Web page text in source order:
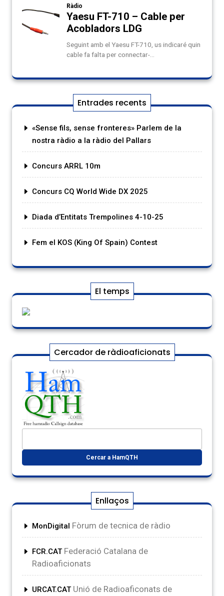
Entrades recents
«Sense fils, sense fronteres» Parlem de la
nostra ràdio a la ràdio del Pallars
Concurs ARRL 10m
Concurs CQ World Wide DX 2025
Diada d’Entitats Trempolines 4-10-25
Fem el KOS (King Of Spain) Contest
El temps
Cercador de ràdioaficionats
Enllaços
MonDigital Fòrum de tecnica de ràdio
FCR.CAT Federació Catalana de
Radioaficionats
URCAT.CATUnió de Radioaficonats de